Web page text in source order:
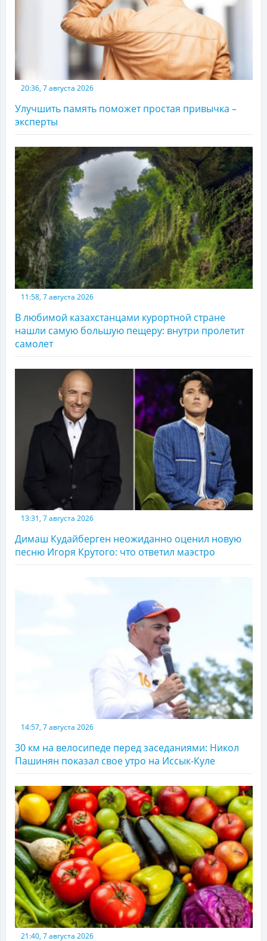
20:36, 7 августа 2026
Улучшить память поможет простая привычка –
эксперты
11:58, 7 августа 2026
В любимой казахстанцами курортной стране
нашли самую большую пещеру: внутри пролетит
самолет
13:31, 7 августа 2026
Димаш Кудайберген неожиданно оценил новую
песню Игоря Крутого: что ответил маэстро
14:57, 7 августа 2026
30 км на велосипеде перед заседаниями: Никол
Пашинян показал свое утро на Иссык-Куле
21:40, 7 августа 2026